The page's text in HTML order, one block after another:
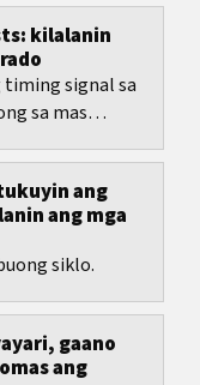
kilalanin
timing signal sa
sa mas
ang
ang mga
siklo.
gaano
ang